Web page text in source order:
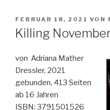
VERÖFFENTLICHT
AM
FEBRUAR 18, 2021 VON
Killing
von Adriana Mather
Dressler, 2021
gebunden, 413 Seiten
ab 16 Jahren
ISBN: 3791501526